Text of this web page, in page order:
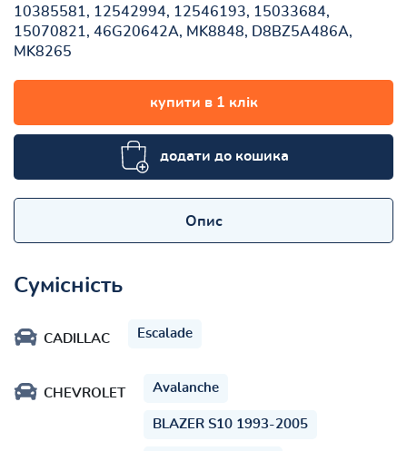
10385581, 12542994, 12546193, 15033684,
15070821, 46G20642A, MK8848, D8BZ5A486A,
MK8265
купити в 1 клік
додати до кошика
Опис
Сумісність
CADILLAC Escalade
CHEVROLET Avalanche
BLAZER S10 1993-2005